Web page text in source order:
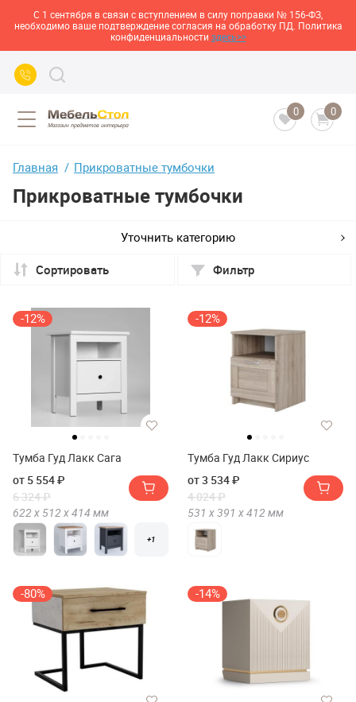
С 1 сентября в связи с вступлением в силу поправки № 156-ФЗ,
необходимо ваше подтверждение согласия на обработку ПД. Политика
конфиденциальности здесь>>
0 0
Главная Прикроватные тумбочки
Прикроватные тумбочки
Уточнить категорию
Сортировать Фильтр
-12%
Тумба Гуд Лакк Сага
от 5 554 ₽
6 324 ₽
622 х 512 х414 мм
+1
-12%
Тумба Гуд Лакк Сириус
от 3 534 ₽
4 024 ₽
531 х391 х412 мм
-80% -14%